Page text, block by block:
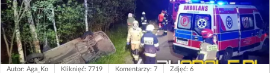
Autor: Aga_Ko Kliknięć: 7719 Komentarzy: 7 Zdjęć: 6